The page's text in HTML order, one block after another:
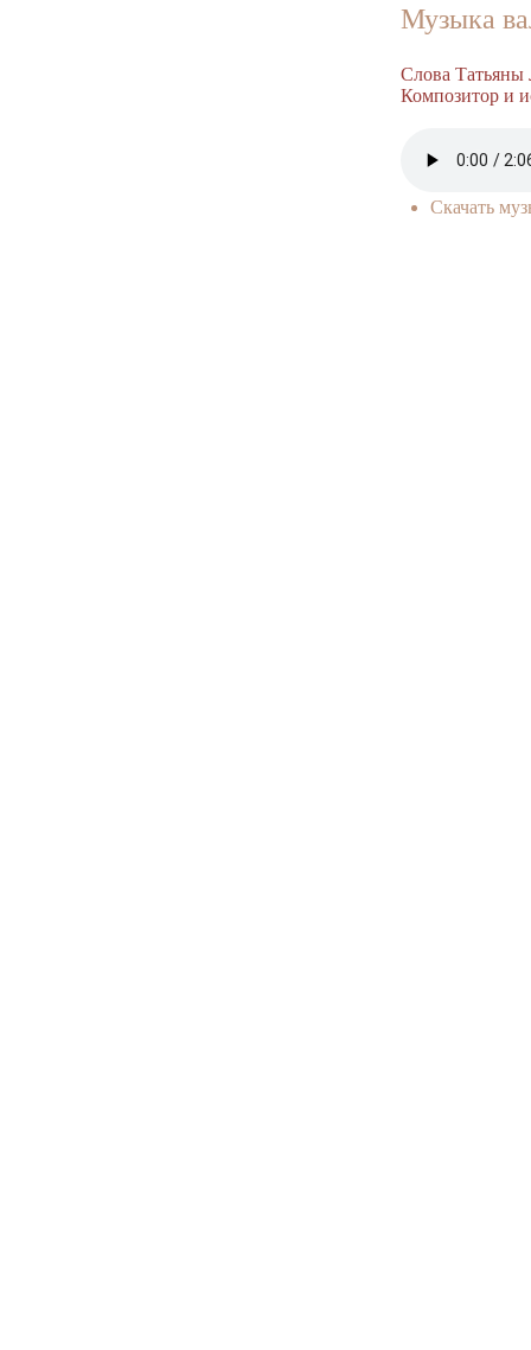
Музыка
Слова Татьяны
Композитор и
Скачать